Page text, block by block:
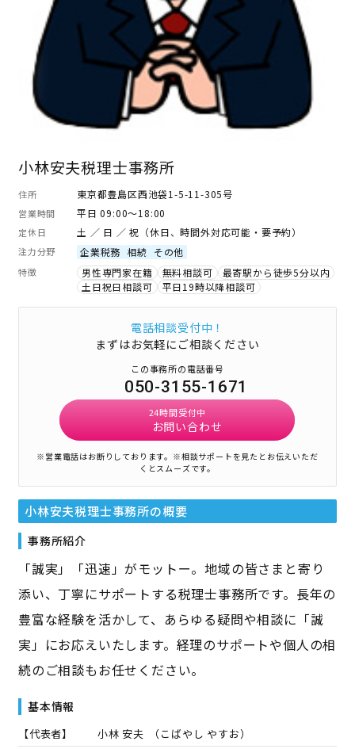
小林安夫税理士事務所
住所 東京都豊島区西池袋1-5-11-305号
営業時間 平日 09:00～18:00
定休日 土 ／ 日 ／ 祝（休日、時間外対応可能・要予約）
注力分野 企業税務 相続 その他
特徴 男性専門家在籍 無料相談可
最寄駅から徒歩5分以内
土日祝日相談可
平日19時以降相談可
電話相談受付中！
まずはお気軽にご相談ください
この事務所の電話番号
050-3155-1671
24時間受付中
お問い合わせ
※営業電話はお断りしております。 ※相談サポートを見たとお伝えいただ
くとスムーズです。
小林安夫税理士事務所の概要
事務所紹介
「誠実」「迅速」がモットー。地域の皆さまと寄り
添い、丁寧にサポートする税理士事務所です。長年の
豊富な経験を活かして、あらゆる疑問や相談に「誠
実」にお応えいたします。経理のサポートや個人の相
続のご相談もお任せください。
基本情報
【代表者】 小林 安夫 （こばやし やすお）